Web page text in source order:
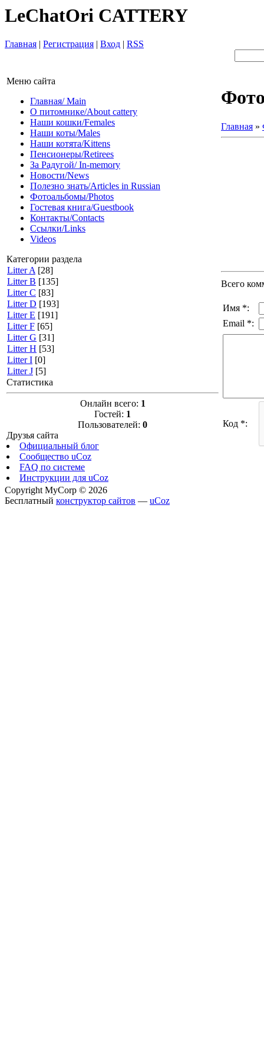
LeChatOri CATTERY
Главная | Регистрация | Вход | RSS
Меню сайта
Главная/ Main
О питомнике/About cattery
Наши кошки/Females
Наши коты/Males
Наши котята/Kittens
Пенсионеры/Retirees
За Радугой/ In-memory
Новости/News
Полезно знать/Articles in Russian
Фотоальбомы/Photos
Гостевая книга/Guestbook
Контакты/Contacts
Ссылки/Links
Videos
Категории раздела
Litter A [28]
Litter B [135]
Litter C [83]
Litter D [193]
Litter E [191]
Litter F [65]
Litter G [31]
Litter H [53]
Litter I [0]
Litter J [5]
Статистика
Онлайн всего: 1
Гостей: 1
Пользователей: 0
Друзья сайта
Официальный блог
Сообщество uCoz
FAQ по системе
Инструкции для uCoz
Главная »
Всего
Имя *:
Email *:
Код *:
Copyright MyCorp © 2026
Бесплатный конструктор сайтов — uCoz